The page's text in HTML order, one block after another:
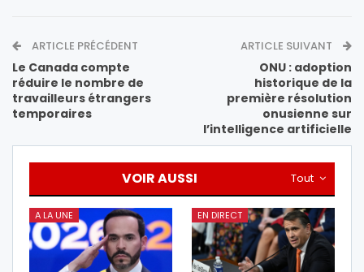
ARTICLE PRÉCÉDENT
Le Canada compte
réduire le nombre de
travailleurs étrangers
temporaires
ARTICLE SUIVANT
ONU : adoption
historique de la
première résolution
onusienne sur
l’intelligence artificielle
Tout
VOIR AUSSI
A LA UNE EN DIRECT